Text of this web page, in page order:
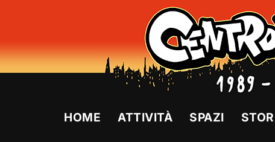
al
HOME ATTIVITÀ SPAZI